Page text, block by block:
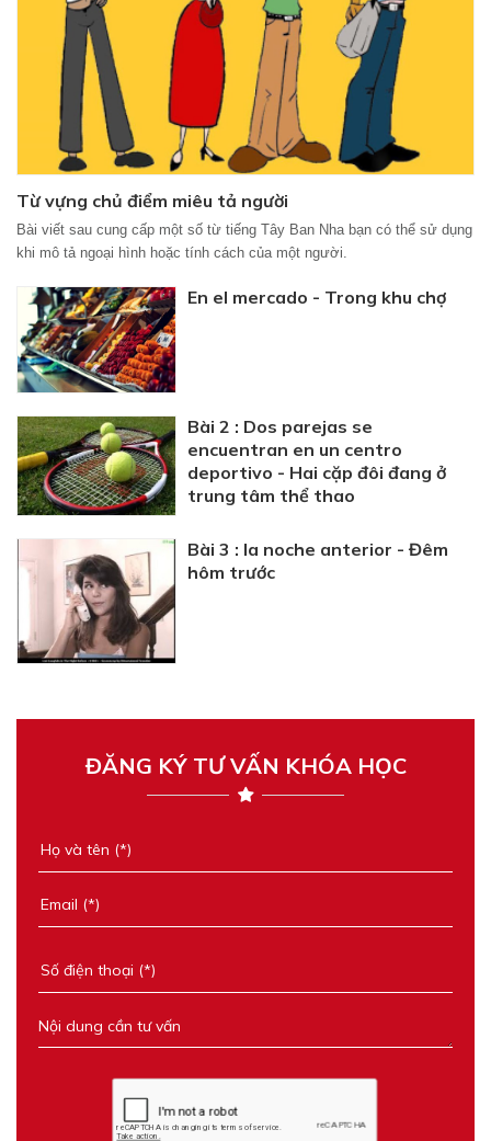
Từ vựng chủ điểm miêu tả người
Bài viết sau cung cấp một số từ tiếng Tây Ban Nha bạn có thể sử dụng
khi mô tả ngoại hình hoặc tính cách của một người.
En el mercado - Trong khu chợ
Bài 2 : Dos parejas se
encuentran en un centro
deportivo - Hai cặp đôi đang ở
trung tâm thể thao
Bài 3 : la noche anterior - Đêm
hôm trước
ĐĂNG KÝ TƯ VẤN KHÓA HỌC